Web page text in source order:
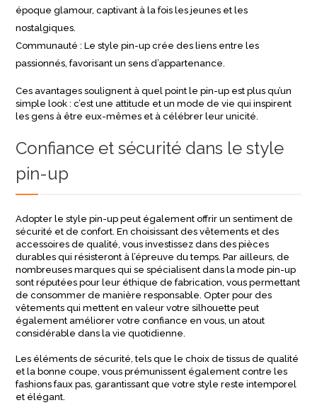
époque glamour, captivant à la fois les jeunes et les
nostalgiques.
Communauté : Le style pin-up crée des liens entre les
passionnés, favorisant un sens d’appartenance.
Ces avantages soulignent à quel point le pin-up est plus qu’un
simple look : c’est une attitude et un mode de vie qui inspirent
les gens à être eux-mêmes et à célébrer leur unicité.
Confiance et sécurité dans le style
pin-up
Adopter le style pin-up peut également offrir un sentiment de
sécurité et de confort. En choisissant des vêtements et des
accessoires de qualité, vous investissez dans des pièces
durables qui résisteront à l’épreuve du temps. Par ailleurs, de
nombreuses marques qui se spécialisent dans la mode pin-up
sont réputées pour leur éthique de fabrication, vous permettant
de consommer de manière responsable. Opter pour des
vêtements qui mettent en valeur votre silhouette peut
également améliorer votre confiance en vous, un atout
considérable dans la vie quotidienne.
Les éléments de sécurité, tels que le choix de tissus de qualité
et la bonne coupe, vous prémunissent également contre les
fashions faux pas, garantissant que votre style reste intemporel
et élégant.